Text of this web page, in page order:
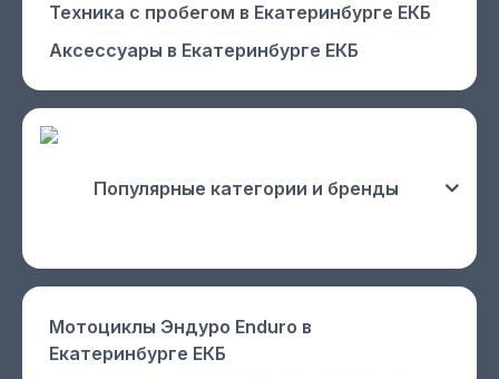
Техника с пробегом в Екатеринбурге ЕКБ
Аксессуары в Екатеринбурге ЕКБ
Популярные категории и бренды
Мотоциклы Эндуро Enduro в
Екатеринбурге ЕКБ